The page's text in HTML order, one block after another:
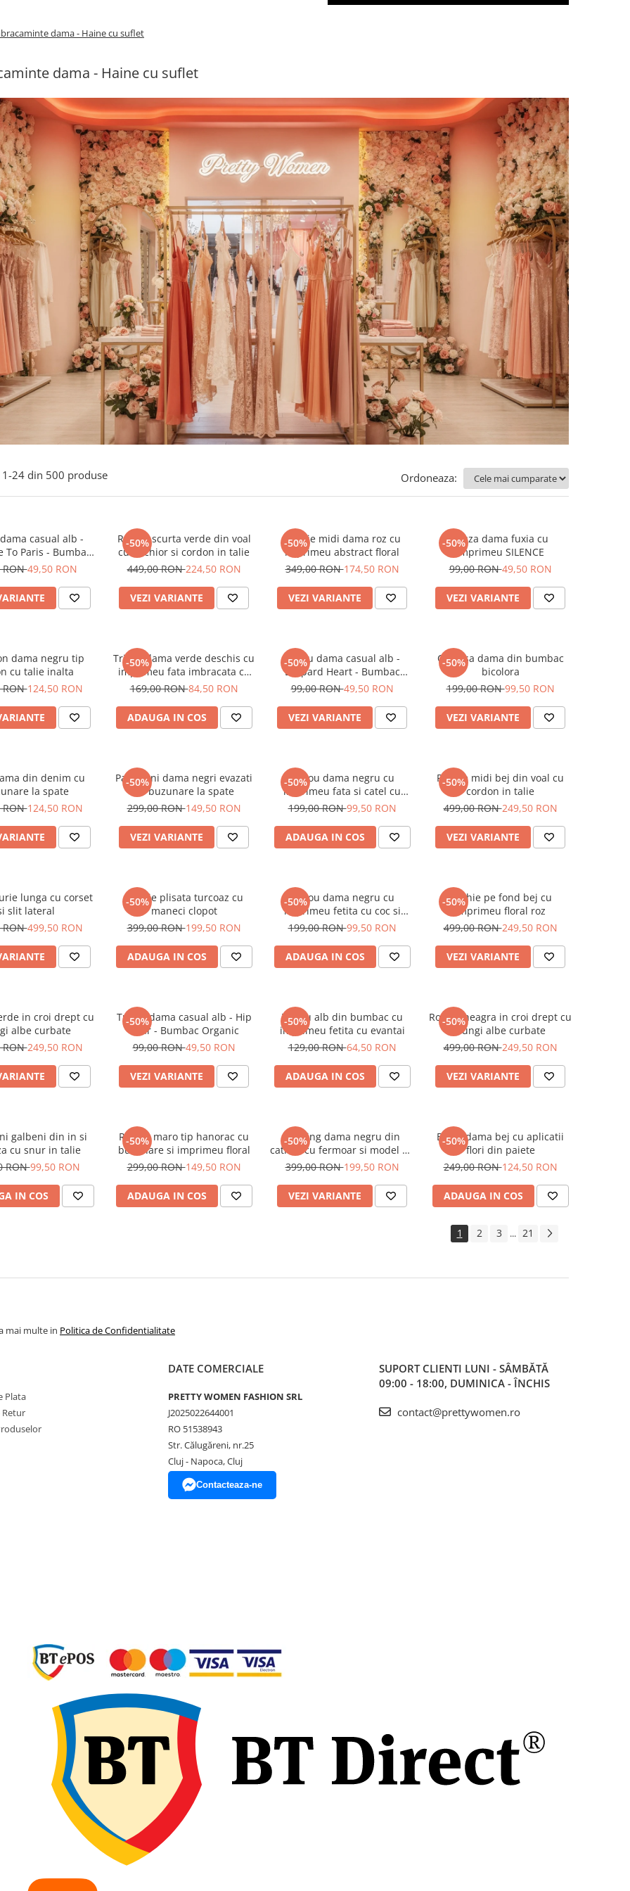
dama - Haine cu suflet
dama - Haine cu suflet
1-24 din 500 produse Ordoneaza:
casual alb -
To Paris - Bumbac
Organic
RON49,50 RON
-50%
Rochie scurta verde din voal
cu anchior si cordon in talie
449,00 RON224,50 RON
VEZI VARIANTE
-50%
Rochie midi dama roz cu
imprimeu abstract floral
349,00 RON174,50 RON
VEZI VARIANTE
-50%Bluza dama fuxia cu
imprimeu SILENCE
99,00 RON49,50 RON
VEZI VARIANTE
dama negru tip
cu talie inalta
RON124,50 RON
-50%
Tricou dama verde deschis cu
imprimeu fata imbracata cu
alb si inghetata in mana
169,00 RON84,50 RON
ADAUGA IN COS
-50%
Tricou dama casual alb -
Leopard Heart - Bumbac
Organic
99,00 RON49,50 RON
VEZI VARIANTE
-50%
Camasa dama din bumbac
bicolora
199,00 RON99,50 RON
VEZI VARIANTE
din denim cu
la spate
RON124,50 RON
-50%
Pantaloni dama negri evazati
cu buzunare la spate
299,00 RON149,50 RON
VEZI VARIANTE
-50%
Tricou dama negru cu
imprimeu fata si catel cu
ochelari
199,00 RON99,50 RON
ADAUGA IN COS
-50%
Rochie midi bej din voal cu
cordon in talie
499,00 RON249,50 RON
VEZI VARIANTE
lunga cu corset
slit lateral
RON499,50 RON
-50%
Rochie plisata turcoaz cu
maneci clopot
399,00 RON199,50 RON
ADAUGA IN COS
-50%
Tricou dama negru cu
imprimeu fetita cu coc si
ochelari albastrii
199,00 RON99,50 RON
ADAUGA IN COS
-50%
Rochie pe fond bej cu
imprimeu floral roz
499,00 RON249,50 RON
VEZI VARIANTE
in croi drept cu
albe curbate
RON249,50 RON
-50%
Tricou dama casual alb - Hip
Bear - Bumbac Organic
99,00 RON49,50 RON
VEZI VARIANTE
-50%
Tricou alb din bumbac cu
imprimeu fetita cu evantai
129,00 RON64,50 RON
ADAUGA IN COS
-50%
Rochie neagra in croi drept cu
dungi albe curbate
499,00 RON249,50 RON
VEZI VARIANTE
galbeni din in si
cu snur in talie
RON99,50 RON
IN COS
-50%
Rochie maro tip hanorac cu
buzunare si imprimeu floral
299,00 RON149,50 RON
ADAUGA IN COS
-50%
Trening dama negru din
catifea cu fermoar si model pe
jacheta
399,00 RON199,50 RON
VEZI VARIANTE
-50%
Bluza dama bej cu aplicatii
flori din paiete
249,00 RON124,50 RON
ADAUGA IN COS
1 2 3 ... 21
mai multe in Politica de Confidentialitate
Plata
Retur
DATE COMERCIALE
PRETTY WOMEN FASHION SRL
J2025022644001
RO 51538943
Str. Călugăreni, nr.25
Cluj - Napoca, Cluj
Contacteaza-ne
SUPORT CLIENTI LUNI - SÂMBĂTĂ
09:00 - 18:00, DUMINICA - ÎNCHIS
contact@prettywomen.ro